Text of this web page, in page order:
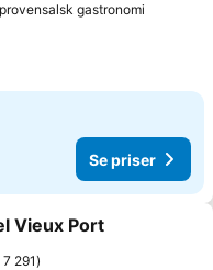
gastronomi
Se priser
i Mina Favoriter
Vieux Port
7 291